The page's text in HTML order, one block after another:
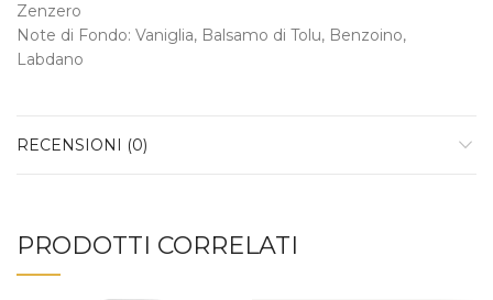
Zenzero
Note di Fondo: Vaniglia, Balsamo di Tolu, Benzoino,
Labdano
RECENSIONI (0)
PRODOTTI CORRELATI